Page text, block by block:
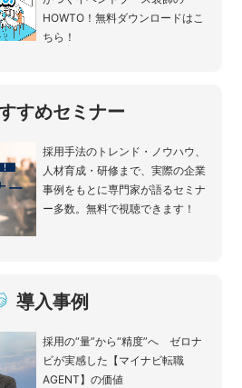
HOWTO！無料ダウンロードはこ
ちら！
すめセミナー
採用手法のトレンド・ノウハウ、
人材育成・研修まで、実際の企業
事例をもとに専門家が語るセミナ
ー多数。無料で視聴できます！
導入事例
採用の“量”から“精度”へ ゼロナ
ビが実感した【マイナビ転職
AGENT】の価値